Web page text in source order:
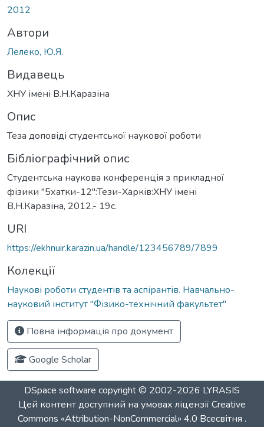
2012
Автори
Лелеко, Ю.Я.
Видавець
ХНУ імені В.Н.Каразіна
Опис
Теза доповіді студентської наукової роботи
Бібліографічний опис
Студентська наукова конференція з прикладної
фізики "5хатки-12":Тези-Харків:ХНУ імені
В.Н.Каразіна, 2012.- 19с.
URI
https://ekhnuir.karazin.ua/handle/123456789/7899
Колекції
Наукові роботи студентів та аспірантів. Навчально-
науковий інститут "Фізико-технічний факультет"
Повна інформація про документ
Google Scholar
DSpace software copyright © 2002-2026 LYRASIS
Цей контент доступний на умовах ліцензіїCreative
Commons «Attribution-NonCommercial» 4.0 Всесвітня .